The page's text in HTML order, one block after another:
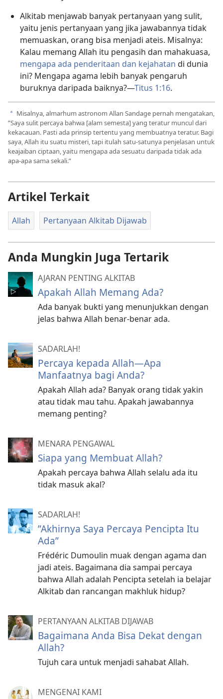
Alkitab menjawab banyak pertanyaan yang sulit,
yaitu jenis pertanyaan yang jika jawabannya tidak
memuaskan, orang bisa menjadi ateis. Misalnya:
Kalau memang Allah itu pengasih dan mahakuasa,
mengapa ada penderitaan dan kejahatan di dunia
ini? Mengapa agama lebih banyak pengaruh
buruknya daripada baiknya?​—Titus 1:​16.
a Misalnya, almarhum astronom Allan Sandage pernah mengatakan,
”Saya sulit percaya bahwa [alam semesta] yang teratur muncul dari
kekacauan. Pasti ada prinsip tertentu yang membuatnya teratur. Bagi
saya, Allah itu suatu misteri, tapi itulah satu-satunya penjelasan untuk
keajaiban ciptaan, yaitu mengapa ada sesuatu daripada tidak ada
apa-apa sama sekali.”
Artikel Terkait
Allah Pertanyaan Alkitab Dijawab
Anda Mungkin Juga Tertarik
AJARAN PENTING ALKITAB
Apakah Allah Memang Ada?
Ada banyak bukti yang menunjukkan dengan
jelas bahwa Allah benar-benar ada.
SADARLAH!
Percaya kepada Allah—Apa
Manfaatnya bagi Anda?
Apakah Allah ada? Banyak orang tidak yakin
atau tidak mau tahu. Apakah jawabannya
memang penting?
MENARA PENGAWAL
Siapa yang Membuat Allah?
Apakah percaya bahwa Allah selalu ada itu
tidak masuk akal?
SADARLAH!
”Akhirnya Saya Percaya Pencipta Itu
Ada”
Frédéric Dumoulin muak dengan agama dan
jadi ateis. Bagaimana dia sampai percaya
bahwa Allah adalah Pencipta setelah ia belajar
Alkitab dan rancangan makhluk hidup?
PERTANYAAN ALKITAB DIJAWAB
Bagaimana Anda Bisa Dekat dengan
Allah?
Tujuh cara untuk menjadi sahabat Allah.
MENGENAI KAMI